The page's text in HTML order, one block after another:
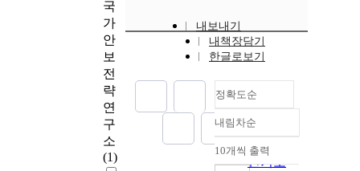
국
가
안
보
전
략
연
구
소
(1)
내보내기
내책장담기
한글로보기
정확도순
정확도
순
인기도
내림차순
내림차순
10개씩 출력